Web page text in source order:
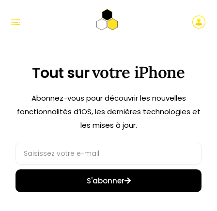
Tout survotre iPhone
Abonnez-vous pour découvrir les nouvelles
fonctionnalités d’iOS, les dernières technologies et
les mises à jour.
S'abonner